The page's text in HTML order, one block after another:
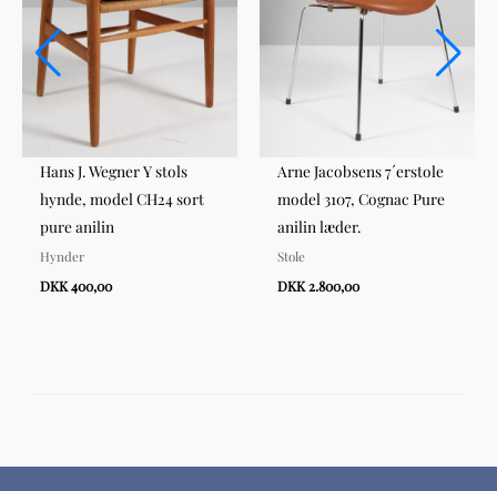
Hans J. Wegner Y stols
hynde, model CH24 sort
pure anilin
Hynder
DKK 400,00
Arne Jacobsens 7´erstole
model 3107, Cognac Pure
anilin læder.
Stole
DKK 2.800,00